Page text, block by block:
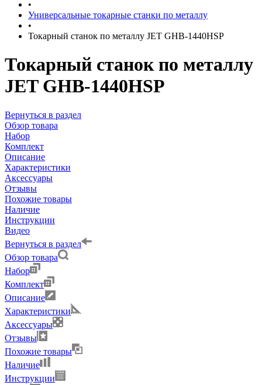
•
Универсальные токарные станки по металлу
•
Токарный станок по металлу JET GHB-1440HSP
Токарный станок по металлу
JET GHB-1440HSP
Вернуться в раздел
Обзор товара
Набор
Комплект
Описание
Характеристики
Аксессуары
Отзывы
Похожие товары
Наличие
Инструкции
Видео
Вернуться в раздел
Обзор товара
Набор
Комплект
Описание
Характеристики
Аксессуары
Отзывы
Похожие товары
Наличие
Инструкции